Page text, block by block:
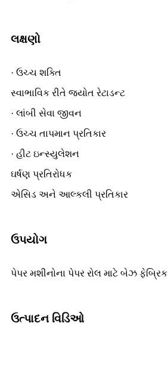
લક્ષણો
· ઉચ્ચ શક્તિ
સ્વાભાવિક રીતે જ્યોત રેટાડન્ટ
· લાંબી સેવા જીવન
· ઉચ્ચ તાપમાન પ્રતિકાર
· હીટ ઇન્સ્યુલેશન
ઘર્ષણ પ્રતિરોધક
એસિડ અને આલ્કલી પ્રતિકાર
ઉપયોગ
પેપર મશીનોના પેપર રોલ માટે બેઝ ફેબ્રિક
ઉત્પાદન વિડિઓ